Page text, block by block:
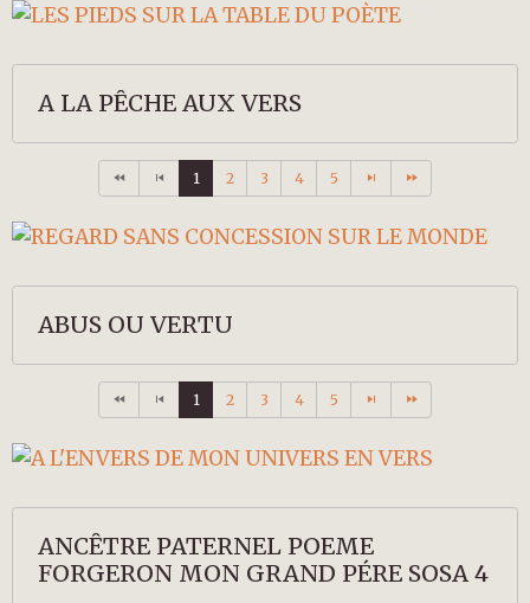
A LA PÊCHE AUX VERS
1 2 3 4 5
ABUS OU VERTU
1 2 3 4 5
ANCÊTRE PATERNEL POEME
FORGERON MON GRAND PÉRE SOSA 4